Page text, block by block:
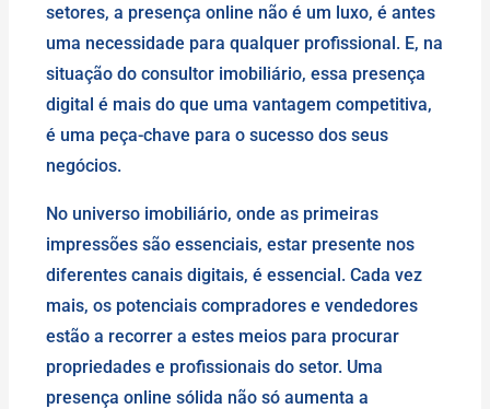
setores, a presença online não é um luxo, é antes
uma necessidade para qualquer profissional. E, na
situação do consultor imobiliário, essa presença
digital é mais do que uma vantagem competitiva,
é uma peça-chave para o sucesso dos seus
negócios.
No universo imobiliário, onde as primeiras
impressões são essenciais, estar presente nos
diferentes canais digitais, é essencial. Cada vez
mais, os potenciais compradores e vendedores
estão a recorrer a estes meios para procurar
propriedades e profissionais do setor. Uma
presença online sólida não só aumenta a